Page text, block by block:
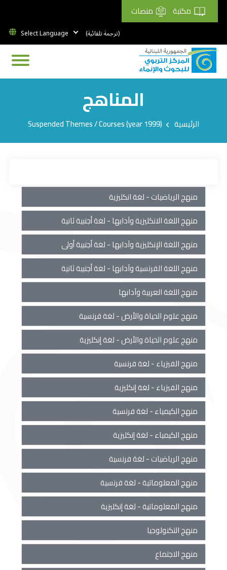
مكتبة منصات
(ترجمة تلقائية)
المناهج
Breadcrumb
الرئيسية Suspended Themes / Courses (year 1999)
منهج الرياضيات - لغة انكليزية
منهج اللغة الانكليزية وآدابها - لغة أجنبية ثانية
منهج اللغة الإنكليزية وآدابها - لغة أجنبية أولى
منهج اللغة الفرنسية وآدابها - لغة أجنبية ثانية
منهج اللغة العربية وآدابها
منهج علوم الحياة والأرض - لغة فرنسية
منهج علوم الحياة والأرض - لغة إنكليزية
منهج الفيزياء - لغة فرنسية
منهج الفيزياء - لغة إنكليزية
منهج الكيمياء - لغة فرنسية
منهج الكيمياء - لغة إنكليزية
منهج الرياضيات - لغة فرنسية
منهج المعلوماتية - لغة فرنسية
منهج المعلوماتية - لغة إنكليزية
منهج التكنولوجيا
منهج الاجتماع